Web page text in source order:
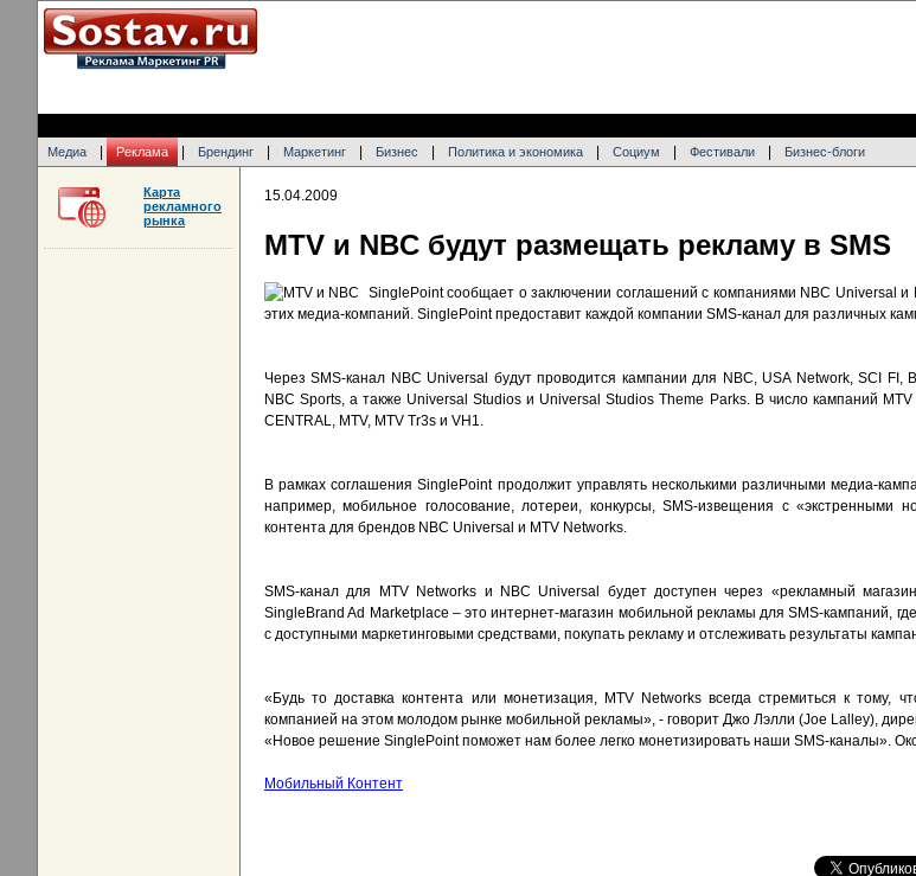
Медиа Реклама Брендинг Маркетинг Бизнес Политика и экономика Социум Фестивали Бизнес-блоги
15.04.2009
MTV и NBC будут размещать рекламу в SMS
SinglePoint сообщает о заключении соглашений с компаниями NBC Universal
этих медиа-компаний. SinglePoint предоставит каждой компании SMS-канал для различных
Через SMS-канал NBC Universal будут проводится кампании для NBC, USA Network, SCI FI,
NBC Sports, а также Universal Studios и Universal Studios Theme Parks. В число кампаний
CENTRAL, MTV, MTV Tr3s и VH1.
В рамках соглашения SinglePoint продолжит управлять несколькими различными медиа-
например, мобильное голосование, лотереи, конкурсы, SMS-извещения с «экстренными
контента для брендов NBC Universal и MTV Networks.
SMS-канал для MTV Networks и NBC Universal будет доступен через «рекламный
SingleBrand Ad Marketplace – это интернет-магазин мобильной рекламы для SMS-кампаний,
с доступными маркетинговыми средствами, покупать рекламу и отслеживать результаты
«Будь то доставка контента или монетизация, MTV Networks всегда стремиться к тому,
компанией на этом молодом рынке мобильной рекламы», - говорит Джо Лэлли (Joe Lalley),
«Новое решение SinglePoint поможет нам более легко монетизировать наши SMS-каналы».
Мобильный Контент
Карта
рекламного
рынка